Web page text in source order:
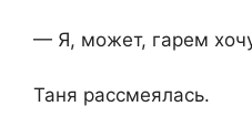
— Я, может, гарем
Таня рассмеялась.